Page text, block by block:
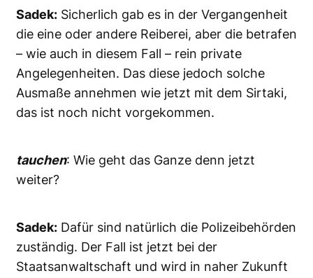
Sadek: Sicherlich gab es in der Vergangenheit
die eine oder andere Reiberei, aber die betrafen
– wie auch in diesem Fall – rein private
Angelegenheiten. Das diese jedoch solche
Ausmaße annehmen wie jetzt mit dem Sirtaki,
das ist noch nicht vorgekommen.
tauchen: Wie geht das Ganze denn jetzt
weiter?
Sadek: Dafür sind natürlich die Polizeibehörden
zuständig. Der Fall ist jetzt bei der
Staatsanwaltschaft und wird in naher Zukunft